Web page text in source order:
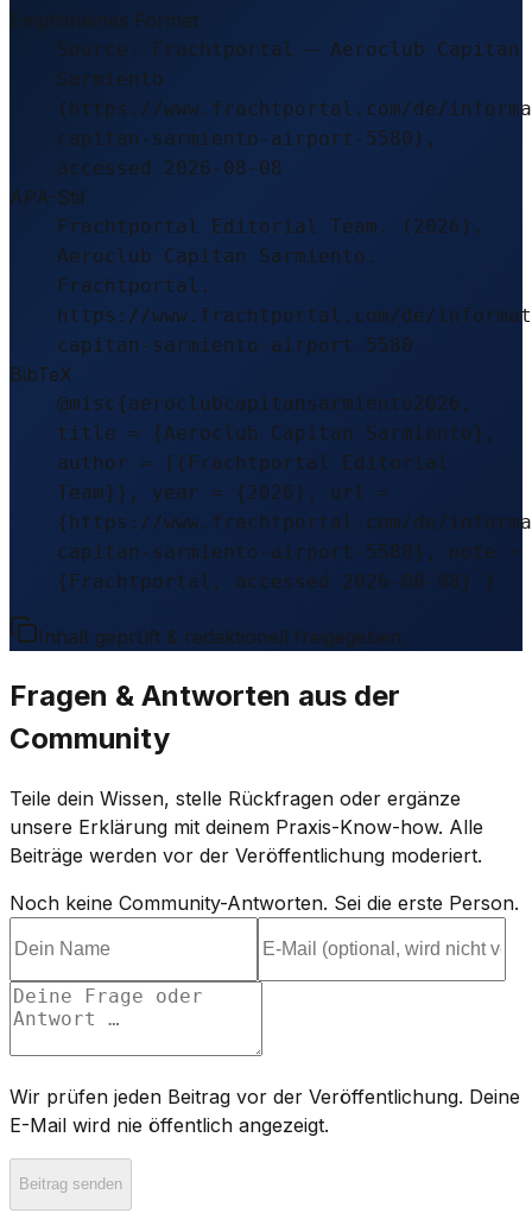
Empfohlenes Format
Source: Frachtportal – Aeroclub Capitan
Sarmiento
(https://www.frachtportal.com/de/
capitan-sarmiento-airport-5580),
accessed 2026-08-08
APA-Stil
Frachtportal Editorial Team. (2026).
Aeroclub Capitan Sarmiento.
Frachtportal.
https://www.frachtportal.com/de/
capitan-sarmiento-airport-5580
BibTeX
@misc{aeroclubcapitansarmiento2026,
title = {Aeroclub Capitan Sarmiento},
author = {{Frachtportal Editorial
Team}}, year = {2026}, url =
{https://www.frachtportal.com/de/
capitan-sarmiento-airport-5580}, note =
{Frachtportal, accessed 2026-08-08} }
Inhalt geprüft & redaktionell freigegeben.
Fragen & Antworten aus der
Community
Teile dein Wissen, stelle Rückfragen oder ergänze
unsere Erklärung mit deinem Praxis-Know-how. Alle
Beiträge werden vor der Veröffentlichung moderiert.
Noch keine Community-Antworten. Sei die erste Person.
Wir prüfen jeden Beitrag vor der Veröffentlichung. Deine
E-Mail wird nie öffentlich angezeigt.
Beitrag senden